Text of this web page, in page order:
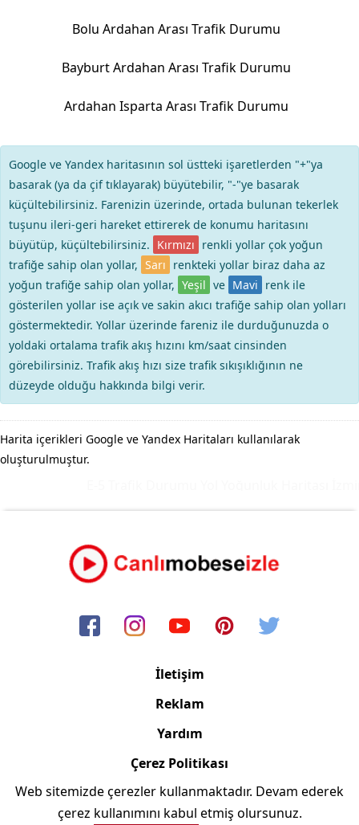
Bolu Ardahan Arası Trafik Durumu
Bayburt Ardahan Arası Trafik Durumu
Ardahan Isparta Arası Trafik Durumu
Google ve Yandex haritasının sol üstteki işaretlerden "+"ya
basarak (ya da çif tıklayarak) büyütebilir, "-"ye basarak
küçültebilirsiniz. Farenizin üzerinde, ortada bulunan tekerlek
tuşunu ileri-geri hareket ettirerek de konumu haritasını
büyütüp, küçültebilirsiniz. Kırmızı renkli yollar çok yoğun
trafiğe sahip olan yollar, Sarı renkteki yollar biraz daha az
yoğun trafiğe sahip olan yollar, Yeşil ve Mavi renk ile
gösterilen yollar ise açık ve sakin akıcı trafiğe sahip olan yolları
göstermektedir. Yollar üzerinde fareniz ile durduğunuzda o
yoldaki ortalama trafik akış hızını km/saat cinsinden
görebilirsiniz. Trafik akış hızı size trafik sıkışıklığının ne
düzeyde olduğu hakkında bilgi verir.
Harita içerikleri Google ve Yandex Haritaları kullanılarak
oluşturulmuştur.
İletişim
Reklam
Yardım
Çerez Politikası
Copyright © 2006/2024 Canlimobeseizle.com
Web sitemizde çerezler kullanmaktadır. Devam ederek
çerez kullanımını kabul etmiş olursunuz.